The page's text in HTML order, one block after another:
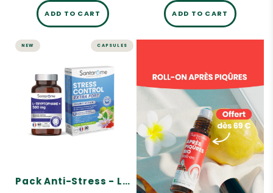
ADD TO CART ADD TO CART
NEW CAPSULES
Pack Anti-Stress - L-Tryptophane + Safran
Pack Anti-Stress
- L-Tryptophane
+ Safran
A complementary duo
Équilibre Nerveux,
Fonctions Psychologiques
0 €35.30